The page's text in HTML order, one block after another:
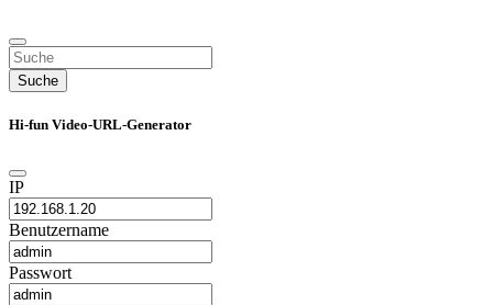
Suche
Hi-fun Video-URL-Generator
IP
Benutzername
Passwort